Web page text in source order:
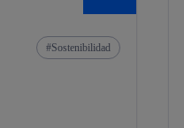
Sostenibilidad